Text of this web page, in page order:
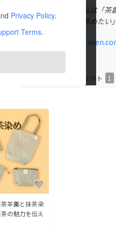
ジー・ガジェット
画
・起業
り・地域活性化
Privacy Policy.
Terms.
静岡で育った私は「
本茶の需要を高めたい
プロジェクト 1
茶羊羹と抹茶染
の魅力を伝え